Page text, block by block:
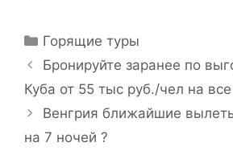
Горящие туры
Бронируйте заранее по
Куба от 55 тыс руб./чел на
Венгрия ближайшие
на 7 ночей ?